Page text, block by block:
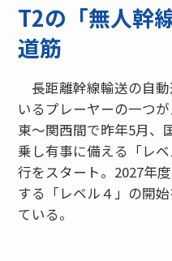
T2の「無人幹
道筋
長距離幹線輸送の自
いるプレーヤーの一つ
東～関西間で昨年5月、
乗し有事に備える「レ
行をスタート。2027年
する「レベル４」の開
ている。